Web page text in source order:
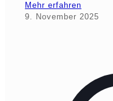
Mehr erfahren
9. November 2025